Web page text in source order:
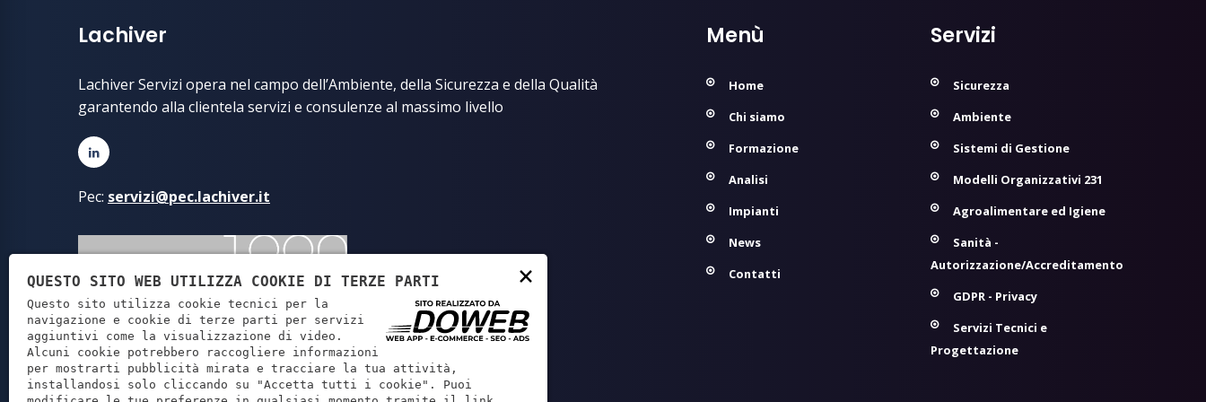
Lachiver
Lachiver Servizi opera nel campo dell’Ambiente, della Sicurezza e della Qualità
garantendo alla clientela servizi e consulenze al massimo livello
Pec: servizi@pec.lachiver.it
Menù
Home
Chi siamo
Formazione
Analisi
Impianti
News
Contatti
Servizi
Sicurezza
Ambiente
Sistemi di Gestione
Modelli Organizzativi 231
Agroalimentare ed Igiene
Sanità -
Autorizzazione/Accreditamento
GDPR - Privacy
Servizi Tecnici e
Progettazione
×
QUESTO SITO WEB UTILIZZA COOKIE DI TERZE PARTI
Questo sito utilizza cookie tecnici per la
navigazione e cookie di terze parti per servizi
aggiuntivi come la visualizzazione di video.
Alcuni cookie potrebbero raccogliere informazioni
per mostrarti pubblicità mirata e tracciare la tua attività,
installandosi solo cliccando su "Accetta tutti i cookie". Puoi